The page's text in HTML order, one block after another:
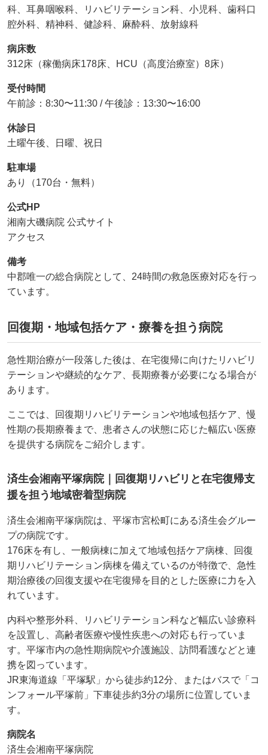
科、耳鼻咽喉科、リハビリテーション科、小児科、歯科口
腔外科、精神科、健診科、麻酔科、放射線科
病床数
312床（稼働病床178床、HCU（高度治療室）8床）
受付時間
午前診：8:30〜11:30 / 午後診：13:30〜16:00
休診日
土曜午後、日曜、祝日
駐車場
あり（170台・無料）
公式HP
湘南大磯病院 公式サイト
アクセス
備考
中郡唯一の総合病院として、24時間の救急医療対応を行っ
ています。
回復期・地域包括ケア・療養を担う病院
急性期治療が一段落した後は、在宅復帰に向けたリハビリ
テーションや継続的なケア、長期療養が必要になる場合が
あります。
ここでは、回復期リハビリテーションや地域包括ケア、慢
性期の長期療養まで、患者さんの状態に応じた幅広い医療
を提供する病院をご紹介します。
済生会湘南平塚病院｜回復期リハビリと在宅復帰支
援を担う地域密着型病院
済生会湘南平塚病院は、平塚市宮松町にある済生会グルー
プの病院です。
176床を有し、一般病棟に加えて地域包括ケア病棟、回復
期リハビリテーション病棟を備えているのが特徴で、急性
期治療後の回復支援や在宅復帰を目的とした医療に力を入
れています。
内科や整形外科、リハビリテーション科など幅広い診療科
を設置し、高齢者医療や慢性疾患への対応も行っていま
す。平塚市内の急性期病院や介護施設、訪問看護などと連
携を図っています。
JR東海道線「平塚駅」から徒歩約12分、またはバスで「コ
ンフォール平塚前」下車徒歩約3分の場所に位置していま
す。
病院名
済生会湘南平塚病院